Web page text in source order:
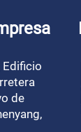
Edificio
de